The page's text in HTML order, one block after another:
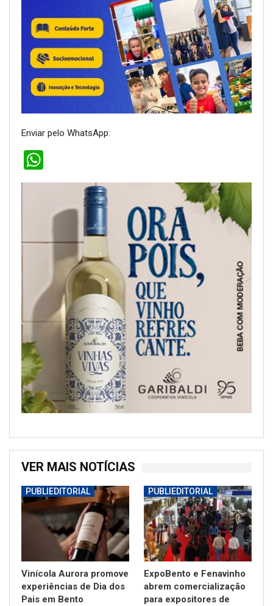
Enviar pelo WhatsApp:
VER MAIS NOTÍCIAS
PUBLIEDITORIAL
Vinícola Aurora promove
experiências de Dia dos
Pais em Bento
PUBLIEDITORIAL
ExpoBento e Fenavinho
abrem comercialização
para expositores de